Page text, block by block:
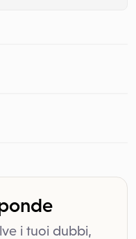
i tuoi dubbi,